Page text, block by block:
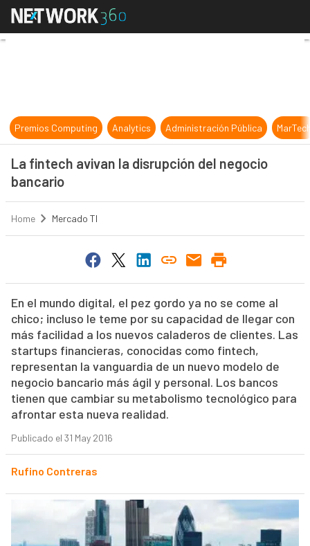
La fintech avivan la disrupción del
Premios Computing Analytics Administración Pública
La fintech avivan la disrupción del negocio
bancario
Home Mercado TI
En el mundo digital, el pez gordo ya no se come al
chico; incluso le teme por su capacidad de llegar con
más facilidad a los nuevos caladeros de clientes. Las
startups financieras, conocidas como fintech,
representan la vanguardia de un nuevo modelo de
negocio bancario más ágil y personal. Los bancos
tienen que cambiar su metabolismo tecnológico para
afrontar esta nueva realidad.
Publicado el 31 May 2016
Rufino Contreras